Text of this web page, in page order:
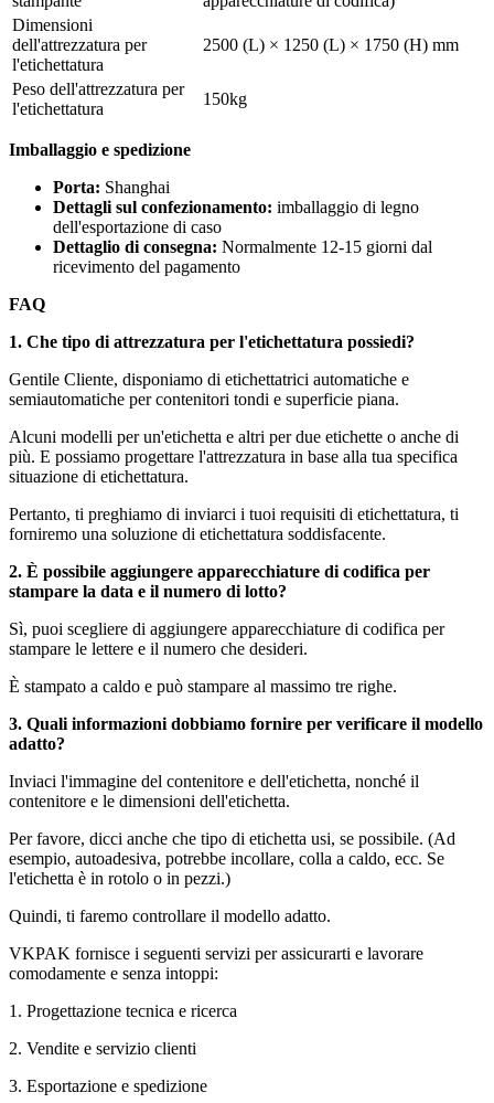
Dimensioni
dell'attrezzatura per
l'etichettatura
2500 (L) × 1250 (L) × 1750 (H) mm
Peso dell'attrezzatura per
l'etichettatura
150kg
Imballaggio e spedizione
Porta: Shanghai
Dettagli sul confezionamento: imballaggio di legno
dell'esportazione di caso
Dettaglio di consegna: Normalmente 12-15 giorni dal
ricevimento del pagamento
FAQ
1. Che tipo di attrezzatura per l'etichettatura possiedi?
Gentile Cliente, disponiamo di etichettatrici automatiche e
semiautomatiche per contenitori tondi e superficie piana.
Alcuni modelli per un'etichetta e altri per due etichette o anche di
più. E possiamo progettare l'attrezzatura in base alla tua specifica
situazione di etichettatura.
Pertanto, ti preghiamo di inviarci i tuoi requisiti di etichettatura, ti
forniremo una soluzione di etichettatura soddisfacente.
2. È possibile aggiungere apparecchiature di codifica per
stampare la data e il numero di lotto?
Sì, puoi scegliere di aggiungere apparecchiature di codifica per
stampare le lettere e il numero che desideri.
È stampato a caldo e può stampare al massimo tre righe.
3. Quali informazioni dobbiamo fornire per verificare il modello
adatto?
Inviaci l'immagine del contenitore e dell'etichetta, nonché il
contenitore e le dimensioni dell'etichetta.
Per favore, dicci anche che tipo di etichetta usi, se possibile. (Ad
esempio, autoadesiva, potrebbe incollare, colla a caldo, ecc. Se
l'etichetta è in rotolo o in pezzi.)
Quindi, ti faremo controllare il modello adatto.
VKPAK fornisce i seguenti servizi per assicurarti e lavorare
comodamente e senza intoppi:
1. Progettazione tecnica e ricerca
2. Vendite e servizio clienti
3. Esportazione e spedizione